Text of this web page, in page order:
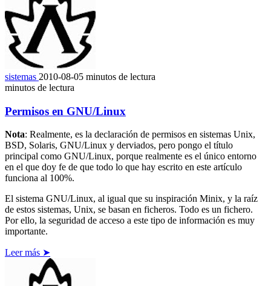
sistemas 2010-08-05 minutos de lectura
minutos de lectura
Permisos en GNU/Linux
Nota: Realmente, es la declaración de permisos en sistemas Unix,
BSD, Solaris, GNU/Linux y derviados, pero pongo el título
principal como GNU/Linux, porque realmente es el único entorno
en el que doy fe de que todo lo que hay escrito en este artículo
funciona al 100%.
El sistema GNU/Linux, al igual que su inspiración Minix, y la raíz
de estos sistemas, Unix, se basan en ficheros. Todo es un fichero.
Por ello, la seguridad de acceso a este tipo de información es muy
importante.
Leer más ➤